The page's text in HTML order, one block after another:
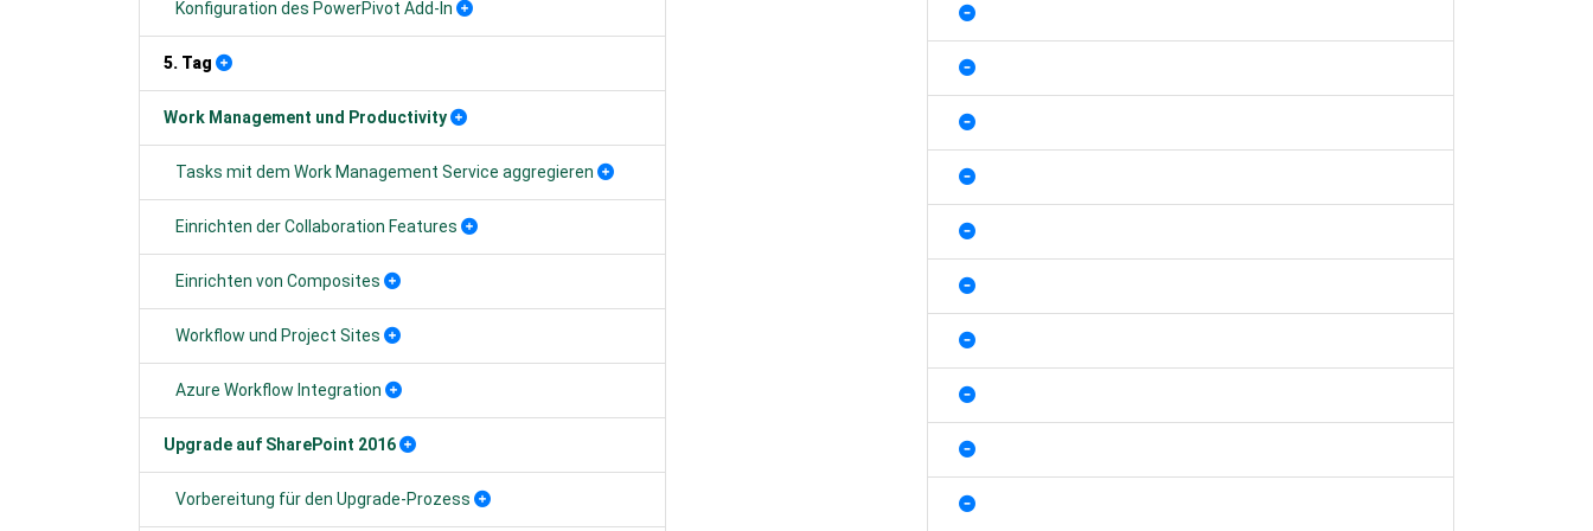
Konfiguration des PowerPivot Add-In
5. Tag
Work Management und Productivity
Tasks mit dem Work Management Service aggregieren
Einrichten der Collaboration Features
Einrichten von Composites
Workflow und Project Sites
Azure Workflow Integration
Upgrade auf SharePoint 2016
Vorbereitung für den Upgrade-Prozess